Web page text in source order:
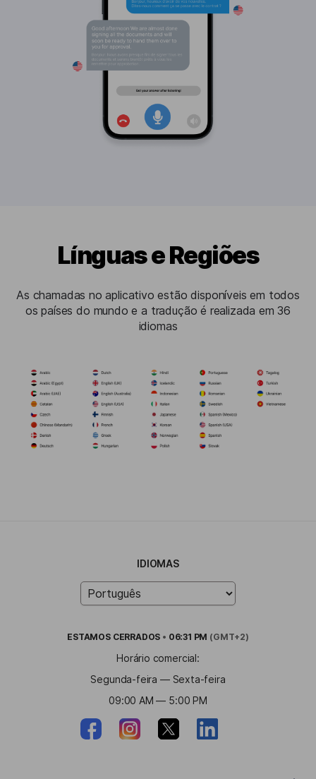
Línguas e Regiões
As chamadas no aplicativo estão disponíveis em todos
os países do mundo e a tradução é realizada em 36
idiomas
IDIOMAS
ESTAMOS CERRADOS • 06:31 PM (GMT+2)
Horário comercial:
Segunda-feira — Sexta-feira
09:00 AM — 5:00 PM